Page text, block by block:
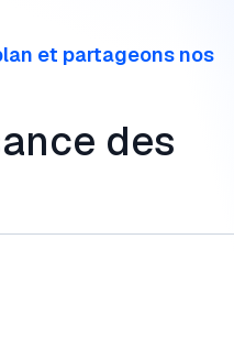
et partageons nos
des